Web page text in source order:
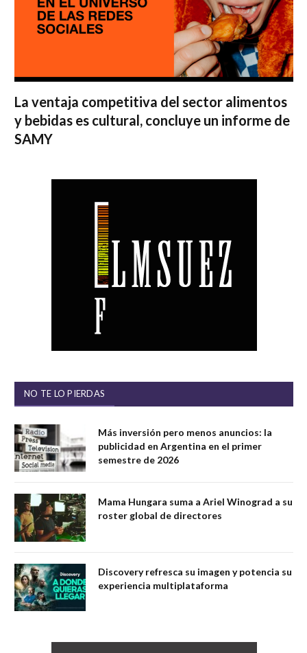
La ventaja competitiva del sector alimentos
y bebidas es cultural, concluye un informe de
SAMY
NO TE LO PIERDAS
Más inversión pero menos anuncios: la
publicidad en Argentina en el primer
semestre de 2026
Mama Hungara suma a Ariel Winograd a su
roster global de directores
Discovery refresca su imagen y potencia su
experiencia multiplataforma